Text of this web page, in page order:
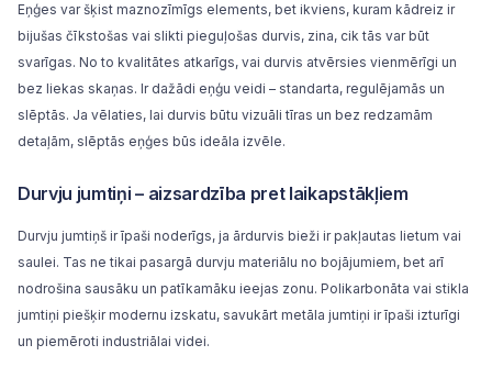
Eņģes var šķist maznozīmīgs elements, bet ikviens, kuram kādreiz ir
bijušas čīkstošas vai slikti pieguļošas durvis, zina, cik tās var būt
svarīgas. No to kvalitātes atkarīgs, vai durvis atvērsies vienmērīgi un
bez liekas skaņas. Ir dažādi eņģu veidi – standarta, regulējamās un
slēptās. Ja vēlaties, lai durvis būtu vizuāli tīras un bez redzamām
detaļām, slēptās eņģes būs ideāla izvēle.
Durvju jumtiņi – aizsardzība pret laikapstākļiem
Durvju jumtiņš ir īpaši noderīgs, ja ārdurvis bieži ir pakļautas lietum vai
saulei. Tas ne tikai pasargā durvju materiālu no bojājumiem, bet arī
nodrošina sausāku un patīkamāku ieejas zonu. Polikarbonāta vai stikla
jumtiņi piešķir modernu izskatu, savukārt metāla jumtiņi ir īpaši izturīgi
un piemēroti industriālai videi.